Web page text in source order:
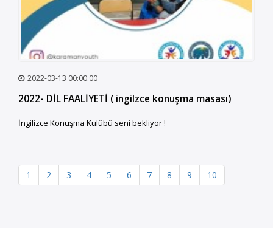
2022-03-13 00:00:00
2022- DİL FAALİYETİ ( ingilzce konuşma masası)
İngilizce Konuşma Kulübü seni bekliyor !
1 2 3 4 5 6 7 8 9 10